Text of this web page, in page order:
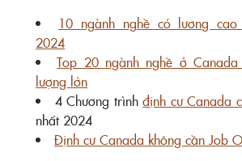
10 ngành nghề có lương
2024
Top 20 ngành nghề ở
lượng lớn
4 Chương trìnhđịnh cư Canada
nhất 2024
Định cư Canada không cần Job